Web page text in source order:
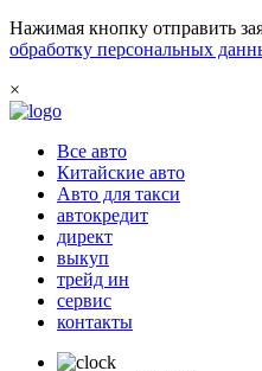
Нажимая кнопку отправить
обработку персональных
×
Все авто
Китайские авто
Авто для такси
автокредит
директ
выкуп
трейд ин
сервис
контакты